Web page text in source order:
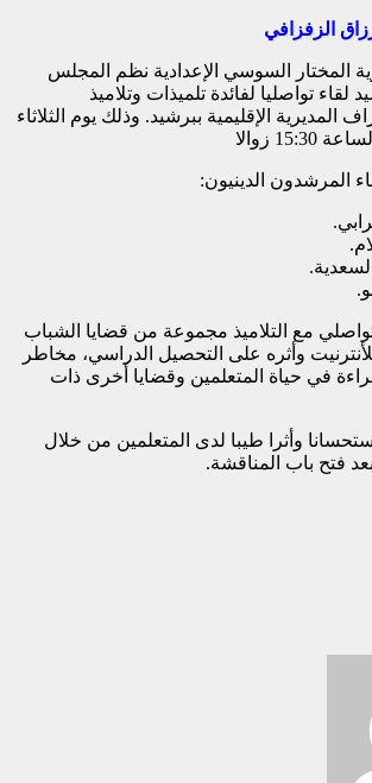
الزفزافي
المختار السوسي الإعدادية نظم المجلس
لقاء تواصليا لفائدة تلميذات وتلاميذ
الإقليمية ببرشيد. وذلك يوم الثلاثاء
المرشدون الدينيون:
مع التلاميذ مجموعة من قضايا الشباب
وأثره على التحصيل الدراسي، مخاطر
في حياة المتعلمين وقضايا أخرى ذات
وأثرا طيبا لدى المتعلمين من خلال
فتح باب المناقشة.